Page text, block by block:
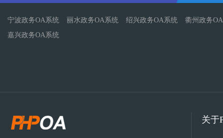
宁波政务OA系统 丽水政务OA系统 绍兴政务OA系统
衢州政务
嘉兴政务OA系统
关于